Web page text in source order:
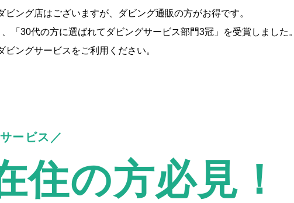
ング店はございますが、ダビング通販の方がお得です。
「30代の方に選ばれてダビングサービス部門3冠」を受賞しました。
ングサービスをご利用ください。
ービス
住の方必見！